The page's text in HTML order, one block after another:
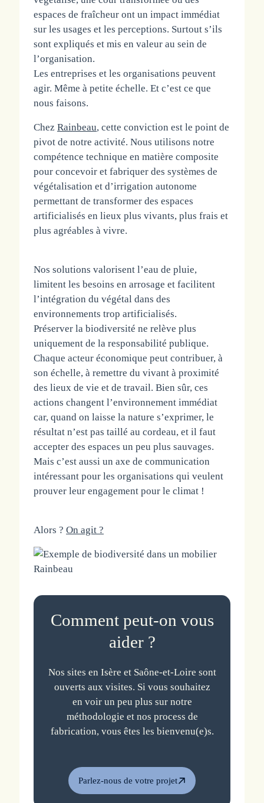
espaces de fraîcheur ont un impact immédiat
sur les usages et les perceptions. Surtout s’ils
sont expliqués et mis en valeur au sein de
l’organisation.
Les entreprises et les organisations peuvent
agir. Même à petite échelle. Et c’est ce que
nous faisons.
ChezRainbeau, cette conviction est le point de
pivot de notre activité. Nous utilisons notre
compétence technique en matière composite
pour concevoir et fabriquer des systèmes de
végétalisation et d’irrigation autonome
permettant de transformer des espaces
artificialisés en lieux plus vivants, plus frais et
plus agréables à vivre.
Nos solutions valorisent l’eau de pluie,
limitent les besoins en arrosage et facilitent
l’intégration du végétal dans des
environnements trop artificialisés.
Préserver la biodiversité ne relève plus
uniquement de la responsabilité publique.
Chaque acteur économique peut contribuer, à
son échelle, à remettre du vivant à proximité
des lieux de vie et de travail. Bien sûr, ces
actions changent l’environnement immédiat
car, quand on laisse la nature s’exprimer, le
résultat n’est pas taillé au cordeau, et il faut
accepter des espaces un peu plus sauvages.
Mais c’est aussi un axe de communication
intéressant pour les organisations qui veulent
prouver leur engagement pour le climat !
Alors ?On agit ?
Comment peut-on vous
aider ?
Nos sites en Isère et Saône-et-Loire sont
ouverts aux visites. Si vous souhaitez
en voir un peu plus sur notre
méthodologie et nos process de
fabrication, vous êtes les bienvenu(e)s.
Parlez-nous de votre projet